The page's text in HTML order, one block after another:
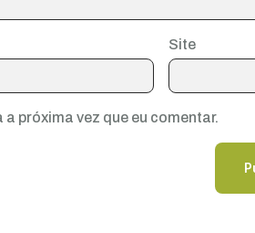
Site
próxima vez que eu comentar.